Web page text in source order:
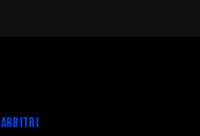
Arbitri